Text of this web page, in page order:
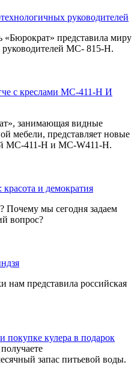
руководителей
«Бюрократ» представила миру
MC- 815-H.
с креслами MC-411-H И
занимающая видные
мебели, представляет новые
MC-411-H и MC-W411-H.
и демократия
Почему мы сегодня задаем
вопрос?
нам представила российская
покупке кулера в подарок
запас питьевой воды.